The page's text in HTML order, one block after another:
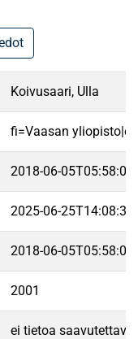
Koivusaari, Ulla
fi=Vaasan
2018-06-
2025-06-
2018-06-
2001
ei tietoa